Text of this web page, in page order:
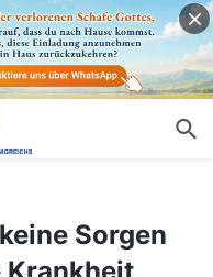
Sorgen
Krankheit